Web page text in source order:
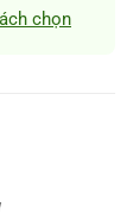
chọn